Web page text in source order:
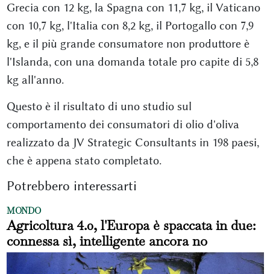
Grecia con 12 kg, la Spagna con 11,7 kg, il Vaticano
con 10,7 kg, l'Italia con 8,2 kg, il Portogallo con 7,9
kg, e il più grande consumatore non produttore è
l'Islanda, con una domanda totale pro capite di 5,8
kg all'anno.
Questo è il risultato di uno studio sul
comportamento dei consumatori di olio d'oliva
realizzato da JV Strategic Consultants in 198 paesi,
che è appena stato completato.
Potrebbero interessarti
MONDO
Agricoltura 4.0, l'Europa è spaccata in due:
connessa sì, intelligente ancora no